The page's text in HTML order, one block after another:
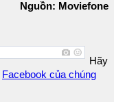
Nguồn: Moviefone
Hãy
Facebook của chúng